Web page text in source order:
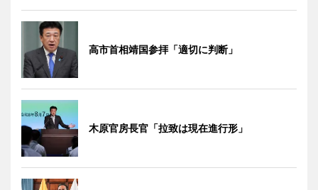
高市首相靖国参拝「適切に判断」
木原官房長官「拉致は現在進行形」